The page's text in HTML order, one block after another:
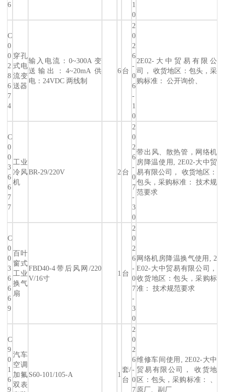
6
1
0
C
0
0
2
8
6
7
4
穿孔
式电
流变
送器
输入电流：0~300A 变
送输出：4~20mA 供
电：24VDC 两线制
6台
2
0
2
6
-
0
6
-
1
0
2E02-大中贸易有限公
司， 收货地区：包头，采
购标准： 公开询价、
C
0
0
3
6
6
7
7
工业
冷风
机
BR-29/220V 2台
2
0
2
6
-
0
7
-
3
0
带出风、散热管，网络机
房降温使用, 2E02-大中贸
易有限公司， 收货地区：
包头，采购标准： 技术规
范要求
C
0
0
3
6
6
6
9
百叶
窗式
工业
换气
扇
FBD40-4带后风网/220
V/16寸
1 台
2
0
2
6
-
0
7
-
3
0
网络机房降温换气使用, 2
E02-大中贸易有限公司，
收货地区：包头，采购标
准： 技术规范要求
C
9
0
1
6
9
汽车
空调
加氟
双表
S60-101/105-A 1
套/
台
2
0
2
6
-
0
7
维修车间使用, 2E02-大中
贸易有限公司， 收货地
区：包头，采购标准： 、
原厂、副厂